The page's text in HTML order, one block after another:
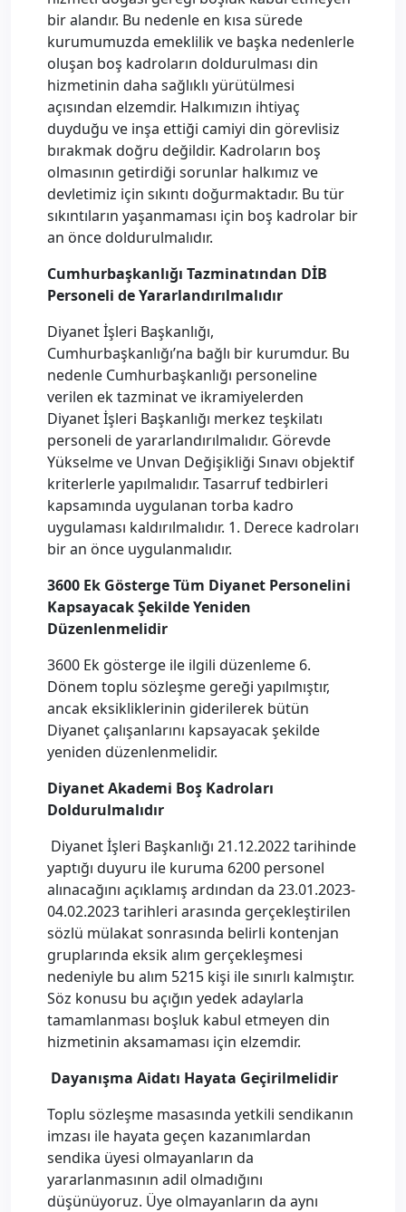
bir alandır. Bu nedenle en kısa sürede
kurumumuzda emeklilik ve başka nedenlerle
oluşan boş kadroların doldurulması din
hizmetinin daha sağlıklı yürütülmesi
açısından elzemdir. Halkımızın ihtiyaç
duyduğu ve inşa ettiği camiyi din görevlisiz
bırakmak doğru değildir. Kadroların boş
olmasının getirdiği sorunlar halkımız ve
devletimiz için sıkıntı doğurmaktadır. Bu tür
sıkıntıların yaşanmaması için boş kadrolar bir
an önce doldurulmalıdır.
Cumhurbaşkanlığı Tazminatından DİB
Personeli de Yararlandırılmalıdır
Diyanet İşleri Başkanlığı,
Cumhurbaşkanlığı’na bağlı bir kurumdur. Bu
nedenle Cumhurbaşkanlığı personeline
verilen ek tazminat ve ikramiyelerden
Diyanet İşleri Başkanlığı merkez teşkilatı
personeli de yararlandırılmalıdır. Görevde
Yükselme ve Unvan Değişikliği Sınavı objektif
kriterlerle yapılmalıdır. Tasarruf tedbirleri
kapsamında uygulanan torba kadro
uygulaması kaldırılmalıdır. 1. Derece kadroları
bir an önce uygulanmalıdır.
3600 Ek Gösterge Tüm Diyanet Personelini
Kapsayacak Şekilde Yeniden
Düzenlenmelidir
3600 Ek gösterge ile ilgili düzenleme 6.
Dönem toplu sözleşme gereği yapılmıştır,
ancak eksikliklerinin giderilerek bütün
Diyanet çalışanlarını kapsayacak şekilde
yeniden düzenlenmelidir.
Diyanet Akademi Boş Kadroları
Doldurulmalıdır
Diyanet İşleri Başkanlığı 21.12.2022 tarihinde
yaptığı duyuru ile kuruma 6200 personel
alınacağını açıklamış ardından da 23.01.2023-
04.02.2023 tarihleri arasında gerçekleştirilen
sözlü mülakat sonrasında belirli kontenjan
gruplarında eksik alım gerçekleşmesi
nedeniyle bu alım 5215 kişi ile sınırlı kalmıştır.
Söz konusu bu açığın yedek adaylarla
tamamlanması boşluk kabul etmeyen din
hizmetinin aksamaması için elzemdir.
Dayanışma Aidatı Hayata Geçirilmelidir
Toplu sözleşme masasında yetkili sendikanın
imzası ile hayata geçen kazanımlardan
sendika üyesi olmayanların da
yararlanmasının adil olmadığını
düşünüyoruz. Üye olmayanların da aynı